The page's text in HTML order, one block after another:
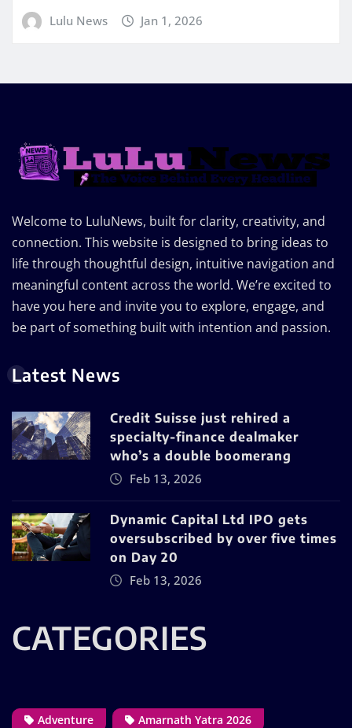
Lulu News Jan 1, 2026
Welcome to LuluNews, built for clarity, creativity, and
connection. This website is designed to bring ideas to
life through thoughtful design, intuitive navigation and
meaningful content across the world. We’re excited to
have you here and invite you to explore, engage, and
be part of something built with intention and passion.
Latest News
Credit Suisse just rehired a
specialty-finance dealmaker
who’s a double boomerang
Feb 13, 2026
Dynamic Capital Ltd IPO gets
oversubscribed by over five times
on Day 20
Feb 13, 2026
CATEGORIES
Adventure
Amarnath Yatra 2026